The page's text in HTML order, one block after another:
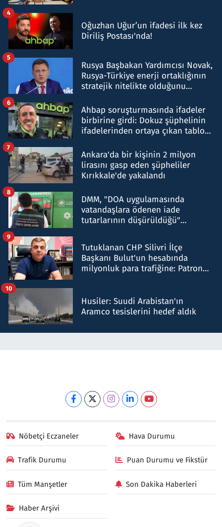
Oğuzhan Uğur’un ifadesi ilk kez
Diriliş Postası'nda!
4
Rusya Başbakan Yardımcısı Novak,
Rusya-Türkiye enerji ortaklığının
stratejik nitelikte olduğunu
5
Ahbap soruşturmasında ifadeler
birbirine girdi: Dokuz şüphelinin
ifadelerinden ortaya çıkan tablo
6
Ankara'da bir kişinin 2 milyon
lirasını gasp eden şüpheliler
Kırıkkale'de yakalandı
7
DMM, "DOA uygulamasında
vatandaşlara ödenen iade
tutarlarının düşürüldüğü"
8
Tutuklanan CHP Silivri İlçe
Başkanı Bulut'un hesabında
milyonluk para trafiğine: Patron
9
Husiler: Suudi Arabistan'ın
Aramco tesislerini hedef aldık
10
Nöbetçi Eczaneler Hava Durumu
Trafik Durumu Puan Durumu ve Fikstür
Tüm Manşetler Son Dakika Haberleri
Haber Arşivi